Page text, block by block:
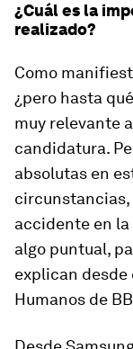
¿Cuál es la
realizado?
Como
¿pero hasta
muy relevante
candidatura.
absolutas en
circunstancias,
accidente en
algo puntual,
explican desde
Humanos de